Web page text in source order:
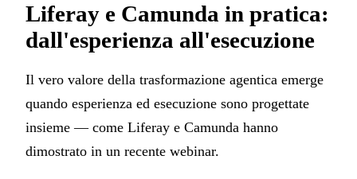
Liferay e Camunda in pratica:
dall'esperienza all'esecuzione
Il vero valore della trasformazione agentica emerge
quando esperienza ed esecuzione sono progettate
insieme — come Liferay e Camunda hanno
dimostrato in un recente webinar.